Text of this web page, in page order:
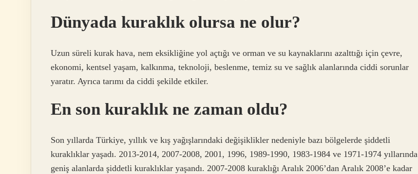
Dünyada kuraklık olursa ne olur?
Uzun süreli kurak hava, nem eksikliğine yol açtığı ve orman ve su kaynaklarını azalttığı için çevre,
ekonomi, kentsel yaşam, kalkınma, teknoloji, beslenme, temiz su ve sağlık alanlarında ciddi sorunlar
yaratır. Ayrıca tarımı da ciddi şekilde etkiler.
En son kuraklık ne zaman oldu?
Son yıllarda Türkiye, yıllık ve kış yağışlarındaki değişiklikler nedeniyle bazı bölgelerde şiddetli
kuraklıklar yaşadı. 2013-2014, 2007-2008, 2001, 1996, 1989-1990, 1983-1984 ve 1971-1974 yıllarında
geniş alanlarda şiddetli kuraklıklar yaşandı. 2007-2008 kuraklığı Aralık 2006’dan Aralık 2008’e kadar